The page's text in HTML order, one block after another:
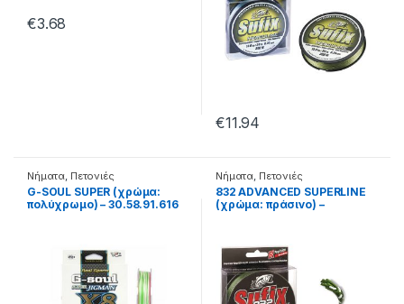
€3.68
€11.94
Νήματα Πετονιές
G-SOUL SUPER (χρώμα:
πολύχρωμο) – 30.58.91.616
Νήματα Πετονιές
832 ADVANCED SUPERLINE
(χρώμα: πράσινο) –